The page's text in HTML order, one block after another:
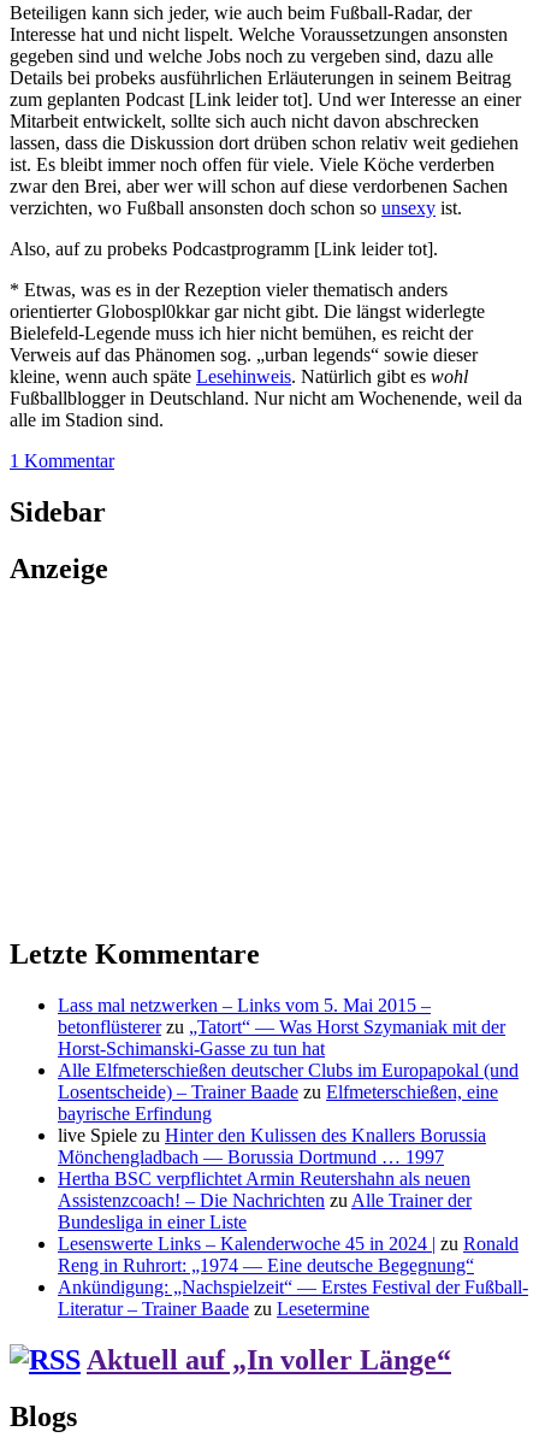
Beteiligen kann sich jeder, wie auch beim Fußball-Radar, der
Interesse hat und nicht lispelt. Welche Voraussetzungen ansonsten
gegeben sind und welche Jobs noch zu vergeben sind, dazu alle
Details bei probeks ausführlichen Erläuterungen in seinem Beitrag
zum geplanten Podcast [Link leider tot]. Und wer Interesse an einer
Mitarbeit entwickelt, sollte sich auch nicht davon abschrecken
lassen, dass die Diskussion dort drüben schon relativ weit gediehen
ist. Es bleibt immer noch offen für viele. Viele Köche verderben
zwar den Brei, aber wer will schon auf diese verdorbenen Sachen
verzichten, wo Fußball ansonsten doch schon so unsexy ist.
Also, auf zu probeks Podcastprogramm [Link leider tot].
* Etwas, was es in der Rezeption vieler thematisch anders
orientierter Globospl0kkar gar nicht gibt. Die längst widerlegte
Bielefeld-Legende muss ich hier nicht bemühen, es reicht der
Verweis auf das Phänomen sog. „urban legends“ sowie dieser
kleine, wenn auch späte Lesehinweis. Natürlich gibt es wohl
Fußballblogger in Deutschland. Nur nicht am Wochenende, weil da
alle im Stadion sind.
1 Kommentar
Sidebar
Anzeige
Letzte Kommentare
Lass mal netzwerken – Links vom 5. Mai 2015 –
betonflüstererzu „Tatort“ — Was Horst Szymaniak mit der
Horst-Schimanski-Gasse zu tun hat
Alle Elfmeterschießen deutscher Clubs im Europapokal (und
Losentscheide) – Trainer Baade zu Elfmeterschießen, eine
bayrische Erfindung
live Spiele zu Hinter den Kulissen des Knallers Borussia
Mönchengladbach — Borussia Dortmund … 1997
Hertha BSC verpflichtet Armin Reutershahn als neuen
Assistenzcoach! – Die Nachrichten zu Alle Trainer der
Bundesliga in einer Liste
Lesenswerte Links – Kalenderwoche 45 in 2024 | zu Ronald
Reng in Ruhrort: „1974 — Eine deutsche Begegnung“
Ankündigung: „Nachspielzeit“ — Erstes Festival der Fußball-
Literatur – Trainer Baade zu Lesetermine
Aktuell auf „In voller Länge“
Blogs